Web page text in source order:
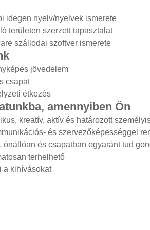
idegen nyelv/nyelvek ismerete
területen szerzett tapasztalat
szállodai szoftver ismerete
jövedelem
csapat
étkezés
amennyiben Ön
kreatív, aktív és határozott
és szervezőképességgel
önállóan és csapatban egyaránt tud
terhelhető
a kihívásokat